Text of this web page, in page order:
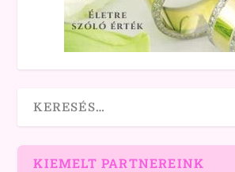
KIEMELT PARTNEREINK